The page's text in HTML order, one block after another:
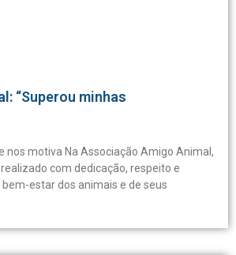
“Superou minhas
nos motiva Na Associação Amigo Animal,
com dedicação, respeito e
estar dos animais e de seus